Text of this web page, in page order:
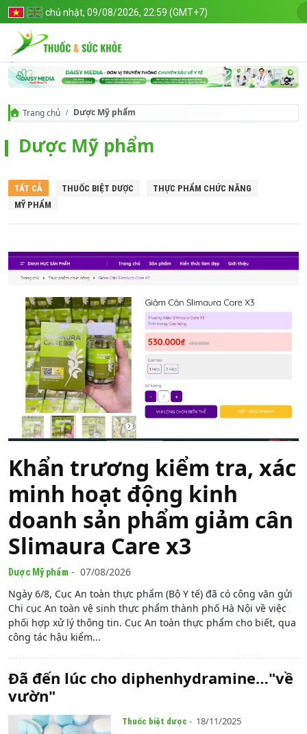
chủ nhật, 09/08/2026, 22:59 (GMT+7)
Trang chủ Dược Mỹ phẩm
Dược Mỹ phẩm
TẤT CẢ THUỐC BIỆT DƯỢC
THỰC PHẨM CHỨC NĂNG
MỸ PHẨM
Khẩn trương kiểm tra, xác
minh hoạt động kinh
doanh sản phẩm giảm cân
Slimaura Care x3
Dược Mỹ phẩm - 07/08/2026
Ngày 6/8, Cục An toàn thực phẩm (Bộ Y tế) đã có công văn gửi
Chi cục An toàn vệ sinh thực phẩm thành phố Hà Nội về việc
phối hợp xử lý thông tin. Cục An toàn thực phẩm cho biết, qua
công tác hậu kiểm...
Đã đến lúc cho diphenhydramine…"về
vườn"
Thuốc biệt dược - 18/11/2025